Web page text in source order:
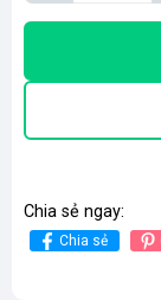
Chia sẻ ngay:
Chia sẻ